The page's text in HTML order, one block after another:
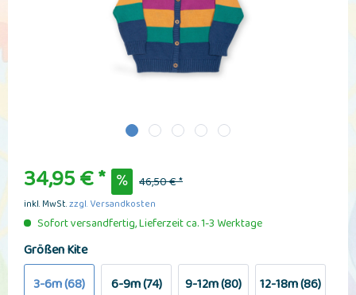
34,95 € * 46,50 € *
inkl. MwSt.zzgl. Versandkosten
Sofort versandfertig, Lieferzeit ca. 1-3 Werktage
Größen Kite
3-6m (68)
6-9m (74) 9-12m (80) 12-18m (86)